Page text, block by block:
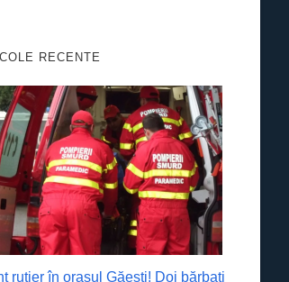
RECENTE
rutier în orașul Găești! Doi bărbați